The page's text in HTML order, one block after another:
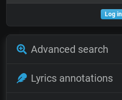
Log in
Advanced search
Lyrics annotations